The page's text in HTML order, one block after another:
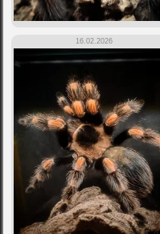
16.02.2026